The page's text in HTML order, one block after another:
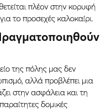
πλέον στην κορυφή
το προσεχές καλοκαίρι.
της πόλης μας δεν
αλλά προβλέπει μια
στην ασφάλεια και τη
δομικές